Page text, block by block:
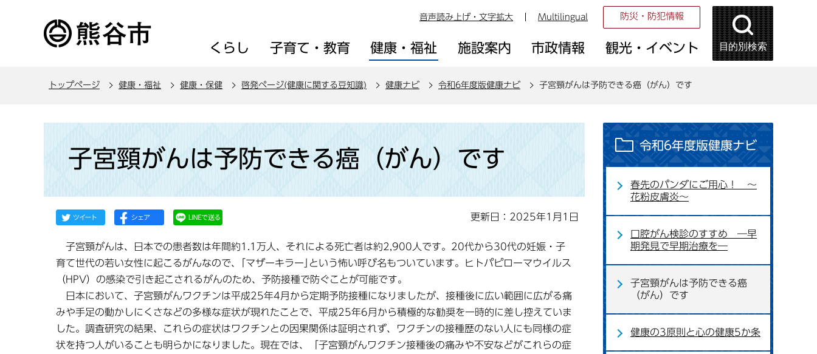
音声読み上げ・文字拡大 Multilingual 防災・防犯情報
くらし 子育て・教育 健康・福祉 施設案内 市政情報 観光・イベント 目的別検索
トップページ 健康・福祉 健康・保健 啓発ページ(健康に関する豆知識) 健康ナビ 令和6年度版健康ナビ 子宮頸がんは予防できる癌（がん）です
か
子宮頸がんは予防できる癌（がん）です
更新日：2025年1月1日
子宮頸がんは、日本での患者数は年間約1.1万人、それによる死亡者は約2,900人です。20代から30代の妊娠・子
育て世代の若い女性に起こるがんなので、｢マザーキラー｣という怖い呼び名もついています。ヒトパピローマウイルス
（HPV）の感染で引き起こされるがんのため、予防接種で防ぐことが可能です。
日本において、子宮頸がんワクチンは平成25年4月から定期予防接種になりましたが、接種後に広い範囲に広がる痛
みや手足の動かしにくさなどの多様な症状が現れたことで、平成25年6月から積極的な勧奨を一時的に差し控えていま
した。調査研究の結果、これらの症状はワクチンとの因果関係は証明されず、ワクチンの接種歴のない人にも同様の症
状を持つ人がいることも明らかになりました。現在では、「子宮頸がんワクチン接種後の痛みや不安などがこれらの症
令和6年度版健康ナビ
春先のパンダにご用心！ ～
花粉皮膚炎～
口腔がん検診のすすめ ―早
期発見で早期治療を―
子宮頸がんは予防できる癌
（がん）です
健康の3原則と心の健康5か条